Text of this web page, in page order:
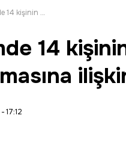
Malatya'da depremde 14 kişinin öldüğü Şadoğlu Apartmanı'nın yıkılmasına ilişkin yargılama sürdü
14
17:12